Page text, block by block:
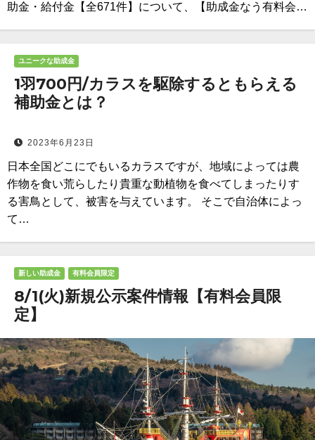
助金・給付金【全671件】について、【助成金なう有料会…
ユニークな助成金
1羽700円/カラスを駆除するともらえる
補助金とは？
2023年6月23日
日本全国どこにでもいるカラスですが、地域によっては農
作物を食い荒らしたり貴重な動植物を食べてしまったりす
る害鳥として、被害を与えています。 そこで自治体によっ
て…
新しい助成金 有料会員限定
8/1(火)新規公示案件情報【有料会員限
定】